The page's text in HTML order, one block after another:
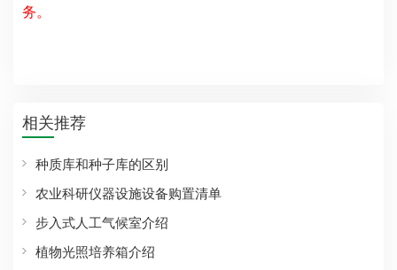
务。
相关推荐
种质库和种子库的区别
农业科研仪器设施设备购置清单
步入式人工气候室介绍
植物光照培养箱介绍